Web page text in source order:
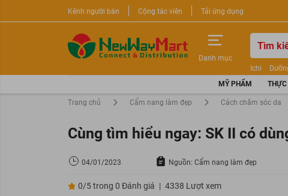
Kênh người bán Cộng tác viên Tải ứng dụng
Danh mục
Ichi
Nước tẩy
Sữa rửa mặt
MỸ PHẨM
Trang chủ Cẩm nang làm đẹp Cách chăm sóc da
Cùng tìm hiểu ngay: SK II có
04/01/2023 Nguồn: Cẩm nang làm đẹp
0/5 trong 0 Đánh giá | 4338 Lượt xem